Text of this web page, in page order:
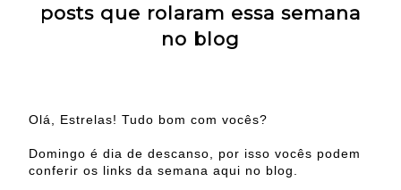
posts que rolaram essa semana
no blog
Olá, Estrelas! Tudo bom com vocês?
Domingo é dia de descanso, por isso vocês podem
conferir os links da semana aqui no blog.